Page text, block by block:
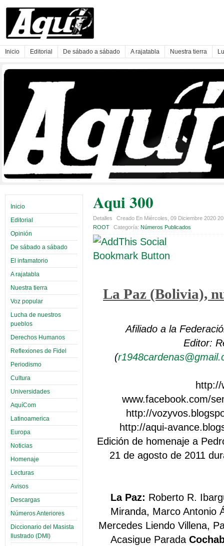
Inicio Editorial De sábado a sábado A rajatabla Nuestra tierra
Inicio
Editorial
Opinión
De sábado a sábado
El infamatorio
A rajatabla
Nuestra tierra
Voz popular
Lucha de nuestros
pueblos
Derechos Humanos
Reflexiones de Fidel
Periodismo
Cultura
Universidades
AquíCom
Latinoamerica
Europa
Noticias
Homenaje
Lecturas
Avisos
Descargas
Números Anteriores
Diccionario del Masista
Ilustrado (DMI)
Aqui 300
Detalles
Creado En Miércoles, 09 Diciembre 2020
ROOT
Categoría: Números Publicados
La Paz (Bolivia),
Afiliado a la
Editor:
(
http://
www.facebook.com/
http://
http://aqui-
Edición de homenaje a
21 de agosto de 2011
La Paz: Roberto R.
Miranda, Marco Antonio
Mercedes Liendo Villena,
Acasigue Parada